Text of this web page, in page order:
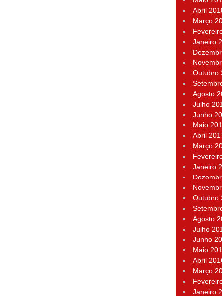
Abril
Março
Janeiro
Outubro
Agosto
Julho
Junho
Maio
Abril
Março
Janeiro
Outubro
Agosto
Julho
Junho
Maio
Abril
Março
Janeiro